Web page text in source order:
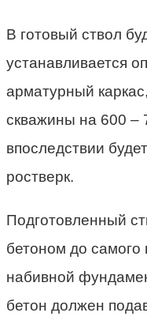
В готовый ствол
устанавливается
арматурный
скважины на 600 –
впоследствии
ростверк.
Подготовленный
бетоном до самого
набивной
бетон должен